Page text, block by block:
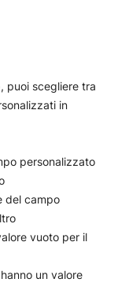
, puoi scegliere tra
in
personalizzato
del campo
vuoto per il
un valore